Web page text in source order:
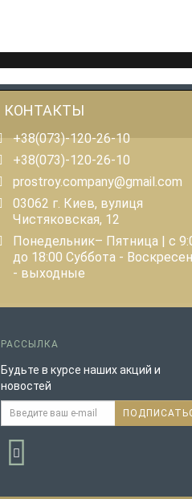
КОНТАКТЫ
+38(073)-120-26-10
+38(073)-120-26-10
prostroy.company@gmail.com
03062 г. Киев, вулиця
Чистяковская, 12
Понедельник– Пятница | с
до 18:00 Суббота -
- выходные
РАССЫЛКА
Будьте в курсе наших акций и
новостей